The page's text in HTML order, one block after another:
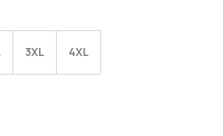
3XL 4XL